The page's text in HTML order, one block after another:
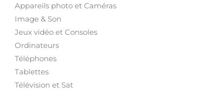
Appareils photo et Caméras
Image & Son
Jeux vidéo et Consoles
Ordinateurs
Téléphones
Tablettes
Télévision et Sat